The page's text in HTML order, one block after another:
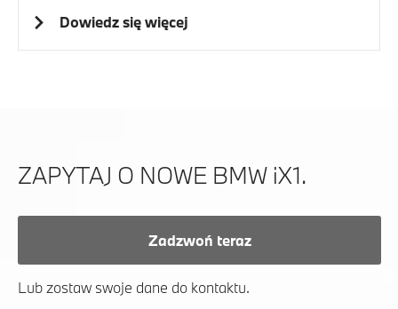
Dowiedz się więcej
ZAPYTAJ O NOWE BMW iX1.
Zadzwoń teraz
Lub zostaw swoje dane do kontaktu.